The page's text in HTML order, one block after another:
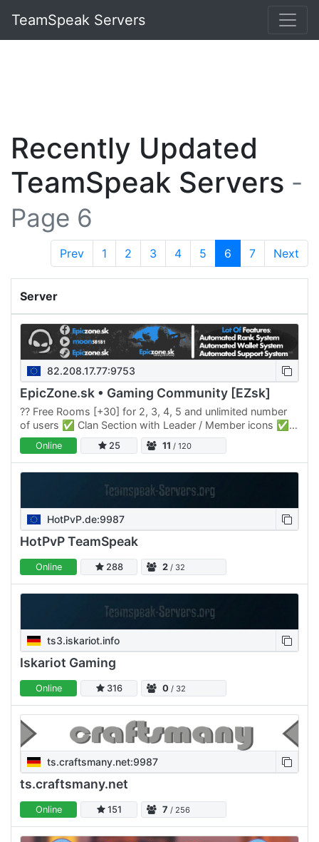
TeamSpeak Servers
Recently Updated
TeamSpeak Servers -
Page 6
Prev 1 2 3 4 5 6 7 Next
Server
82.208.17.77:9753
EpicZone.sk • Gaming Community [EZsk]
?? Free Rooms [+30] for 2, 3, 4, 5 and unlimited number
of users ✅ Clan Section with Leader / Member icons ✅
Youtube & Twitch Section + icons ✅ Automatic activity…
Online 25 11 / 120
HotPvP.de:9987
HotPvP TeamSpeak
Online 288 2 / 32
ts3.iskariot.info
Iskariot Gaming
Online 316 0 / 32
ts.craftsmany.net:9987
ts.craftsmany.net
Online 151 7 / 256